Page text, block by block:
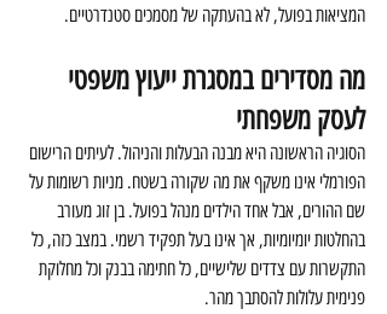
המציאות בפועל, לא בהעתקה של מסמכים סטנדרטיים.
מה מסדירים במסגרת ייעוץ משפטי
לעסק משפחתי
הסוגיה הראשונה היא מבנה הבעלות והניהול. לעיתים הרישום
הפורמלי אינו משקף את מה שקורה בשטח. מניות רשומות על
שם ההורים, אבל אחד הילדים מנהל בפועל. בן זוג מעורב
בהחלטות יומיומיות, אך אינו בעל תפקיד רשמי. במצב כזה, כל
התקשרות עם צדדים שלישיים, כל חתימה בבנק וכל מחלוקת
פנימית עלולות להסתבך מהר.